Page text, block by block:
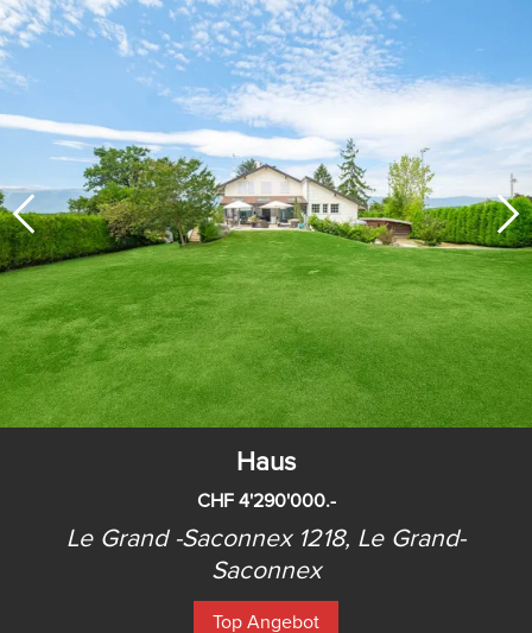
Haus
CHF 4'290'000.-
Le Grand -Saconnex 1218, Le Grand-
Saconnex
Top Angebot